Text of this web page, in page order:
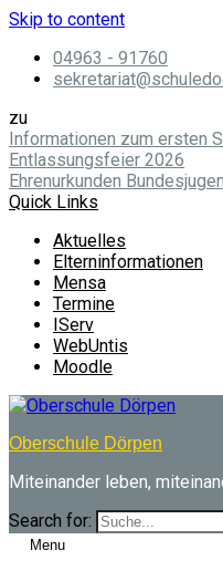
Skip to content
04963 - 91760
zu
Informationen zum ersten
Entlassungsfeier 2026
Ehrenurkunden
Quick Links
Aktuelles
Elterninformationen
Mensa
Termine
IServ
WebUntis
Moodle
Oberschule Dörpen
Miteinander leben,
Search for:
Menu